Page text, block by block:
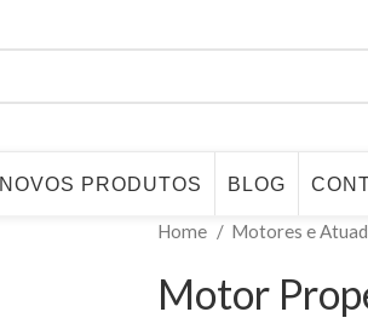
NOVOS PRODUTOS BLOG
Home Motores e
Motor